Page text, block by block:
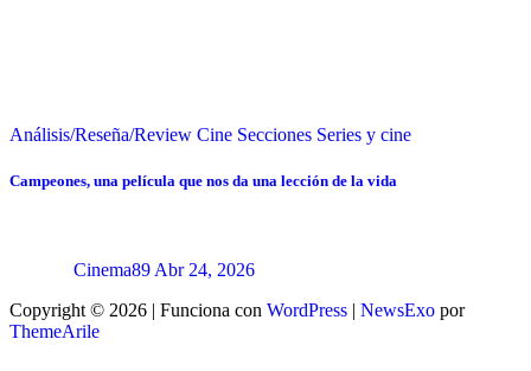
Análisis/Reseña/Review Cine Secciones Series y cine
Campeones, una película que nos da una lección de la vida
Cinema89 Abr 24, 2026
Copyright © 2026 | Funciona con WordPress | NewsExo por
ThemeArile